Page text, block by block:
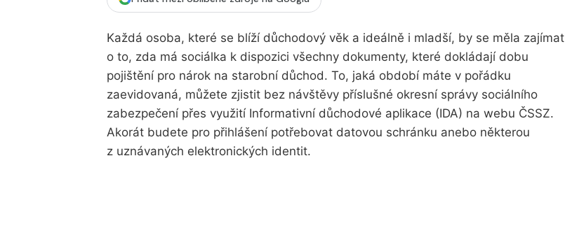
Každá osoba, které se blíží důchodový věk a ideálně i mladší, by se měla zajímat
o to, zda má sociálka k dispozici všechny dokumenty, které dokládají dobu
pojištění pro nárok na starobní důchod. To, jaká období máte v pořádku
zaevidovaná, můžete zjistit bez návštěvy příslušné okresní správy sociálního
zabezpečení přes využití Informativní důchodové aplikace (IDA) na webu ČSSZ.
Akorát budete pro přihlášení potřebovat datovou schránku anebo některou
z uznávaných elektronických identit.